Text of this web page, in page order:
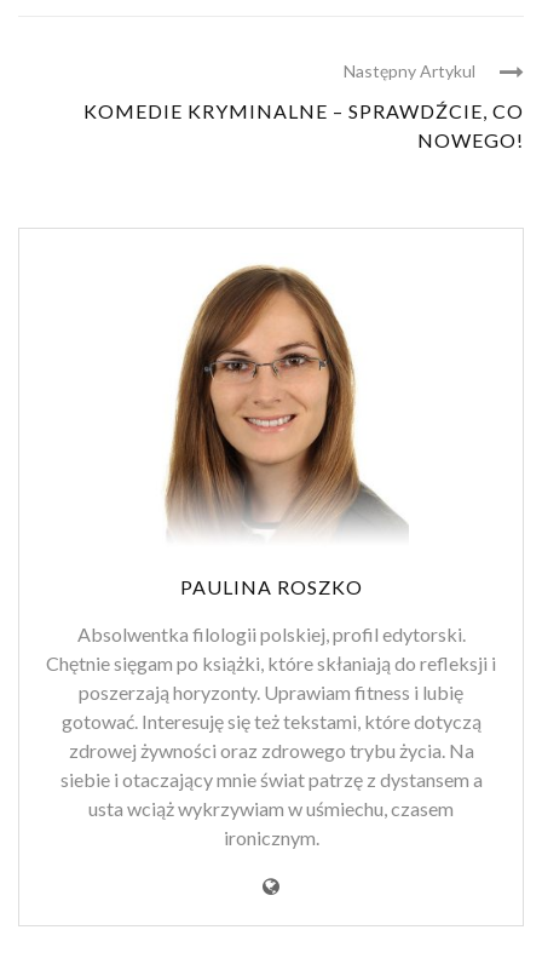
Następny Artykul
KOMEDIE KRYMINALNE – SPRAWDŹCIE, CO
NOWEGO!
PAULINA ROSZKO
Absolwentka filologii polskiej, profil edytorski.
Chętnie sięgam po książki, które skłaniają do refleksji i
poszerzają horyzonty. Uprawiam fitness i lubię
gotować. Interesuję się też tekstami, które dotyczą
zdrowej żywności oraz zdrowego trybu życia. Na
siebie i otaczający mnie świat patrzę z dystansem a
usta wciąż wykrzywiam w uśmiechu, czasem
ironicznym.